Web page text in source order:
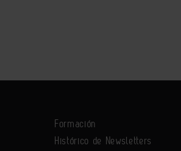
Formación
Histórico de Newsletters